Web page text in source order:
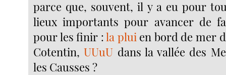
parce que, souvent, il y a eu pour
lieux importants pour avancer de
pour les finir :la plui en bord de mer
Cotentin,UUuU dans la vallée des
les Causses ?